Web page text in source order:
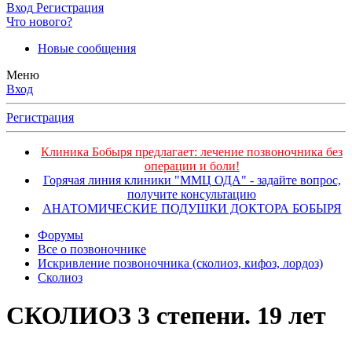
Вход Регистрация
Что нового?
Новые сообщения
Меню
Вход
Регистрация
Клиника Бобыря предлагает: лечение позвоночника без
операции и боли!
Горячая линия клиники "ММЦ ОДА" - задайте вопрос,
получите консультацию
АНАТОМИЧЕСКИЕ ПОДУШКИ ДОКТОРА БОБЫРЯ
Форумы
Все о позвоночнике
Искривление позвоночника (сколиоз, кифоз, лордоз)
Сколиоз
СКОЛИОЗ 3 степени. 19 лет